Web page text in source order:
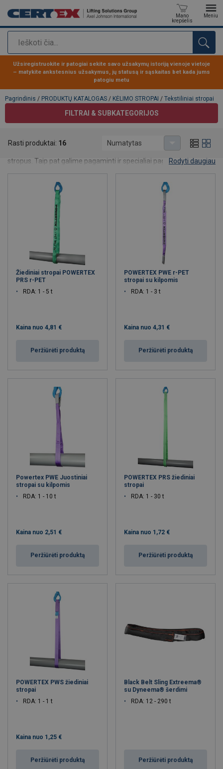
Paieška
Mano
krepšelis
Meniu
Produktas buvo pridėtas prie jūsų užklausos
Užsiregistruokite ir patogiai sekite savo užsakymų istoriją vienoje vietoje
– matykite ankstesnius užsakymus, jų statusą ir sąskaitas bet kada jums
patogiu metu
Pagrindinis / PRODUKTŲ KATALOGAS / KĖLIMO STROPAI / Tekstiliniai stropai
FILTRAI & SUBKATEGORIJOS
Šiame skyriuje surasite dažniausiai naudojamus tekstilinius
stropus. Taip pat galime pagaminti ir specialiai pagal Jūsų poreiki
Pageidaujate matyti prekių kainas ir atsargų balansą?
Registruokitės mūsų tinklapyje paskyrai gauti! Susikurdami
paskyrą užsakymus galėsite pateikti greičiau, žinoti užsakymų
būseną bei sekti visų savo užsakymų istoriją.
Prisijungti/Registruoti
Rodyti daugiau
Rasti produktai: 16 Numatytas
Žiediniai stropai POWERTEX
PRS r-PET
RDA: 1 - 5 t
Kaina nuo 4,81 €
Peržiūrėti produktą
POWERTEX PWE r-PET
stropai su kilpomis
RDA: 1 - 3 t
Kaina nuo 4,31 €
Peržiūrėti produktą
Powertex PWE Juostiniai
stropai su kilpomis
RDA: 1 - 10 t
Kaina nuo 2,51 €
Peržiūrėti produktą
POWERTEX PRS žiediniai
stropai
RDA: 1 - 30 t
Kaina nuo 1,72 €
Peržiūrėti produktą
POWERTEX PWS žiediniai
stropai
RDA: 1 - 1 t
Kaina nuo 1,25 €
Peržiūrėti produktą
Black Belt Sling Extreema®
su Dyneema® šerdimi
RDA: 12 - 290 t
Peržiūrėti produktą